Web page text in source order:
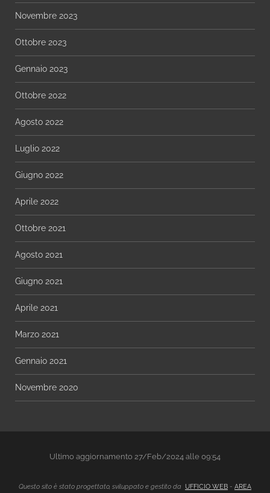
Novembre 2023
Ottobre 2023
Gennaio 2023
Ottobre 2022
Agosto 2022
Luglio 2022
Giugno 2022
Aprile 2022
Ottobre 2021
Agosto 2021
Giugno 2021
Aprile 2021
Marzo 2021
Gennaio 2021
Novembre 2020
Ultimo aggiornamento 27/Feb/2024 alle 09:54
Questo sito è stato progettato, sviluppato e gestito da UFFICIO WEB - AREA